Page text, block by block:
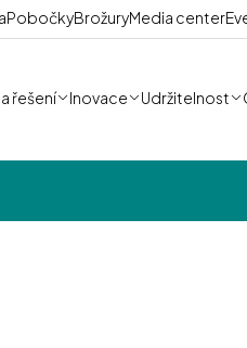
PobočkyBrožuryMedia center
řešení Inovace Udržitelnost